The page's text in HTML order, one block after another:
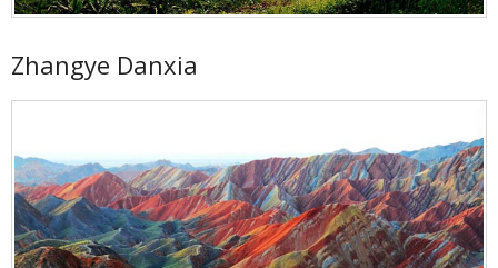
Zhangye Danxia